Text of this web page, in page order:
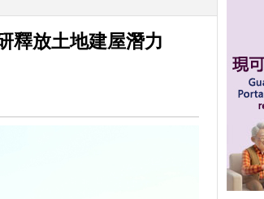
釋放土地建屋潛力